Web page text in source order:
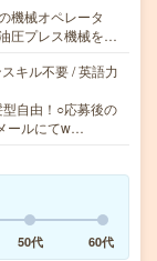
機械オペレータ
圧プレス機械を…
キル不要 / 英語力
自由！○応募後の
ールにてw…
50代 60代